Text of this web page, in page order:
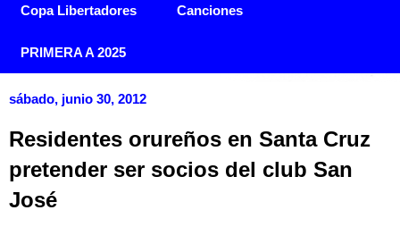
Copa Libertadores Canciones
PRIMERA A 2025
sábado, junio 30, 2012
Residentes orureños en Santa Cruz
pretender ser socios del club San
José